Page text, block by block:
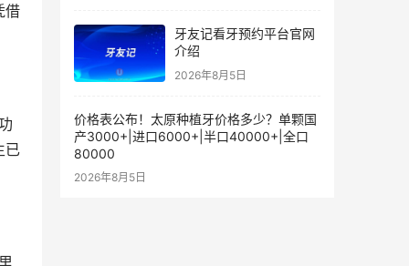
借
已
牙友记看牙预约平台官网
介绍
2026年8月5日
价格表公布！太原种植牙价格多少？单颗国
产3000+|进口6000+|半口40000+|全口
80000
2026年8月5日